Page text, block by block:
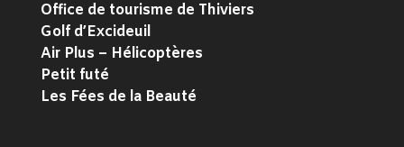
Office de tourisme de Thiviers
Golf d’Excideuil
Air Plus – Hélicoptères
Petit futé
Les Fées de la Beauté